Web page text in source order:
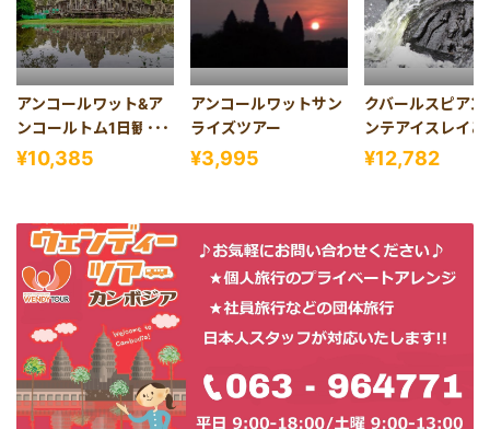
アンコールワット&ア
ンコールトム1日観光
(バケン山夕日、 昼食
付き)
¥10,385
アンコールワットサン
ライズツアー
¥3,995
クバールスピアン
ンテアイスレイと
メリア1日観光(昼
¥12,782